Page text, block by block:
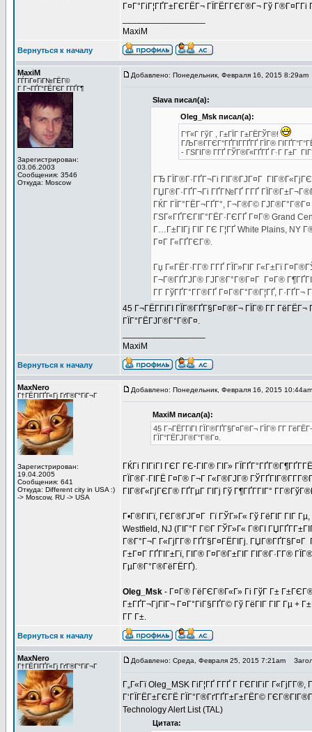
Г¤Г°ГіГ¦ГҐГ±ГЄГЁГ¬ ГЇГЁГ­ГЄГ®Г¬ Гў Г®Г¤Г­Гі
MaxiM
Вернуться к началу
MaxiM
ГЃГіГ¤ГіГ№ГЁГ©
Г Г¬ГҐГ°ГЁГЄГ Г­ГҐГ¶
Зарегистрирован:
03.06.2003
Сообщения: 3546
Откуда: Moscow
Добавлено: Понедельник, Февраля 16, 2015 8:29am
Slava писал(а):
Oleg_Msk писал(а):
Г‘Г«Г ГўГ , Г±ГЇГ Г±ГЁГЎГ®!
ГЉГ®Г­ГЄГ°ГҐГІГ­ГҐГҐ ГЇГ®
- ГЅГІГ® Г­ГҐ ГЎГ®Г«ГҐГҐ Г·Г Г±Г
ГЂ ГЇГ®Г·ГҐГ¬Гі ГІГ®ГЈГ¤Г
ГЏГ®Г·ГҐГ¬Гі ГҐГ№ГҐ Г­ГҐ
ГЌГ ГЇГ°ГЁГ¬ГҐГ°, Г¬Г®Г©
ГЅГ«ГҐГЄГІГ°ГЁГ·ГЄГҐ Г¤Г® Grand
Г…Г±ГІГј ГІГ ГЄ Г¦ГҐ White Plains, NY
Г¤Г Г«ГҐГЄГ®.
Гџ Г«ГЁГ·Г­Г® Г­ГҐ ГЇГ»ГІГ Г«Г±Гї
Г¬Г®ГҐГЈГ® ГЈГ®Г°Г®Г¤Г Г¤Г®
Г­Г ГўГҐГ°Г­Г®ГҐ Г¤Г®Г°Г®Г¦ГҐ,
45 Г¬ГЁГ­ГіГІ ГЇГ®ГҐГ§Г¤Г®Г¬ ГЇГ® Г­Г
ГЇГ°ГЁГЈГ®Г°Г®Г¤.
MaxiM
Вернуться к началу
MaxNero
Г†ГЁГІГҐГ«Гј ГґГ®Г°ГіГ¬Г
Зарегистрирован:
19.04.2005
Сообщения: 641
Откуда: Different city in USA :)
-> Moscow, RU -> USA
Добавлено: Понедельник, Февраля 16, 2015 10:44am
MaxiM писал(а):
45 Г¬ГЁГ­ГіГІ ГЇГ®ГҐГ§Г¤Г®Г¬ ГЇГ® Г­Г
ГЇГ°ГЁГЈГ®Г°Г®Г¤.
ГЌГі ГІГіГІ ГЄГ ГЄ-ГІГ® ГІГ»
ГЇГ®Г·ГІГЁ Г¤Г® Г¬Г Г«Г®ГЈГ®
ГІГ®Г«ГјГЄГ® ГҐГµГ ГІГј Гў Г¶ГҐГ­ГІГ°
Г•Г®ГІГї, ГЄГ®ГЈГ¤Г Гї ГЎГ»Г« Гў ГёГІГ ГІГ
Westfield, NJ (ГІГ°Г Г©Г­ ГЎГ»Г« Г®ГІ
Г®Г°Г¬Г Г«ГјГ­Г® ГҐГ§Г¤ГЁГІГј. ГЏГ®ГҐГ§Г¤Г
Г±Г¤Г ГҐГІГ±Гї, ГІГ® Г¤Г®Г±ГІГ ГІГ®Г·Г­Г®
ГµГ®Г°Г®ГёГЁГҐ).
Oleg_Msk - Г¤Г® ГёГЄГ®Г«Г» Гі ГўГ Г±
Г±ГҐГ¬ГјГїГ¬ Г¤Г°ГіГ§ГҐГ© Гў ГёГІГ ГІГ Гµ +
Г­Г Г±.
Вернуться к началу
MaxNero
Г†ГЁГІГҐГ«Гј ГґГ®Г°ГіГ¬Г
Добавлено: Среда, Февраля 25, 2015 7:21am
Г„Г«Гї Oleg_MSK ГіГ¦ГҐ Г­ГҐ Г ГЄГІГіГ
Г‘ГЇГЁГ±ГЄГЁ ГЇГ°Г®ГґГҐГ±Г±ГЁГ©
Technology Alert List (TAL)
Цитата: